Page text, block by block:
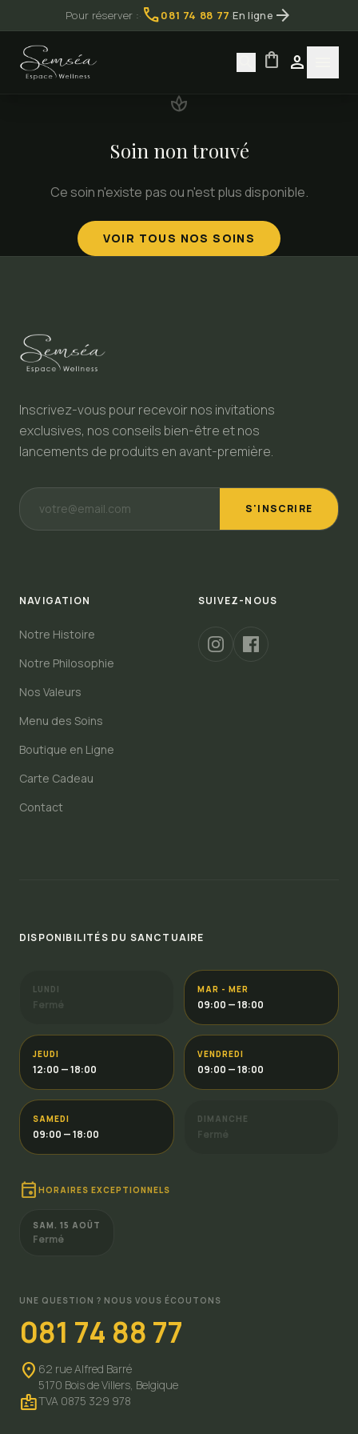
Pour réserver :· call081 74 88 77·En ligne arrow_forward
shopping_bag person
spa
Soin non trouvé
Ce soin n'existe pas ou n'est plus disponible.
VOIR TOUS NOS SOINS
Inscrivez-vous pour recevoir nos invitations
exclusives, nos conseils bien-être et nos
lancements de produits en avant-première.
S'INSCRIRE
NAVIGATION
Notre Histoire
Notre Philosophie
Nos Valeurs
Menu des Soins
Boutique en Ligne
Carte Cadeau
Contact
SUIVEZ-NOUS
DISPONIBILITÉS DU SANCTUAIRE
LUNDI
Fermé
MAR - MER
09:00 — 18:00
JEUDI
12:00 — 18:00
VENDREDI
09:00 — 18:00
SAMEDI
09:00 — 18:00
DIMANCHE
Fermé
event HORAIRES EXCEPTIONNELS
SAM. 15 AOÛT
Fermé
UNE QUESTION ? NOUS VOUS ÉCOUTONS
081 74 88 77
location_on 62 rue Alfred Barré
5170 Bois de Villers, Belgique
badgeTVA 0875 329 978